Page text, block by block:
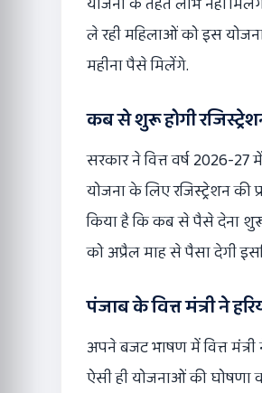
ले रही महिलाओं को इस
महीना पैसे मिलेंगे.
कब से शुरू होगी
सरकार ने वित्त वर्ष 2026-
योजना के लिए रजिस्ट्रेशन की
किया है कि कब से पैसे देना शुरू
को अप्रैल माह से पैसा देगी
पंजाब के वित्त मंत्री ने
अपनेबजटभाषण में वित्त
ऐसी ही योजनाओं की